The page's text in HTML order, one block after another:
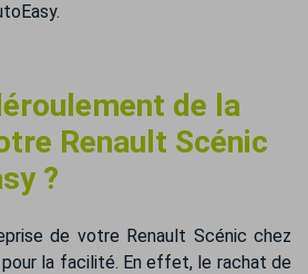
de la
Renault Scénic
?
de votre Renault Scénic chez
la facilité. En effet, le rachat de